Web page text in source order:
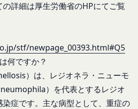
詳細は厚生労働省のHPにてご覧
stf/newpage_00393.html#Q5
何ですか？
）は、レジオネラ・ニューモ
）を代表とするレジオ
症です。主な病型として、重症の
セス者の本人確認に必要なパス
情報
当社が定める方法を通じてお客
する情報
おいて取得すると定めた情報
は携帯端末上で当社のサービス
社は、端末識別子およびIPアド
があります。また、当社は、お
き、契約者が本サービスの利用を
団体、個人の第三者をいいま
契約者の事業のために本サービ
ものとみなします。
を承認いただいた上、本サービ
い会員登録を申請し、当社がこ
の法人、団体、個人をいいます。